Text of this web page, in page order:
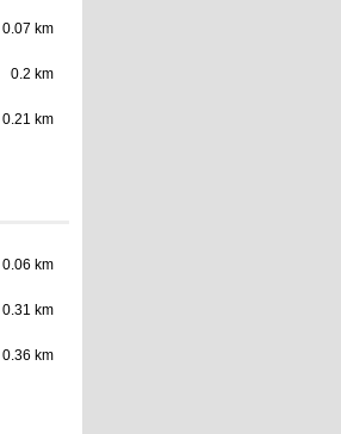
0.07 km
0.2 km
0.21 km
0.06 km
0.31 km
0.36 km